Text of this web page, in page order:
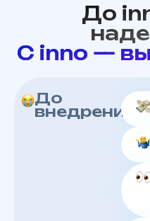
До
С inno —
До
внедрения: